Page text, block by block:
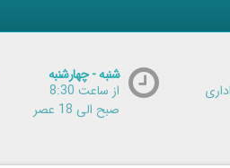
شنبه - چهارشنبه
از ساعت 8:30
صبح الی 18 عصر